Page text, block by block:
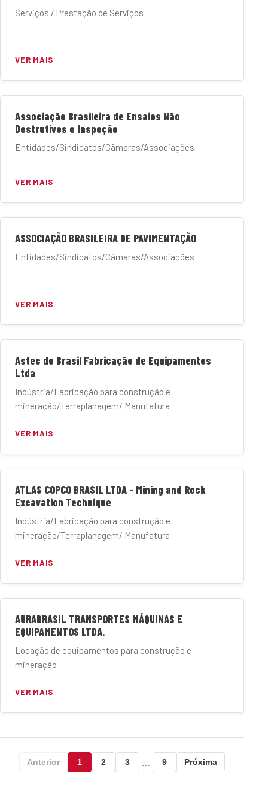
Serviços / Prestação de Serviços
VER MAIS
Associação Brasileira de Ensaios Não
Destrutivos e Inspeção
Entidades/Sindicatos/Câmaras/Associações
VER MAIS
ASSOCIAÇÃO BRASILEIRA DE PAVIMENTAÇÃO
Entidades/Sindicatos/Câmaras/Associações
VER MAIS
Astec do Brasil Fabricação de Equipamentos
Ltda
Indústria/Fabricação para construção e
mineração/Terraplanagem/ Manufatura
VER MAIS
ATLAS COPCO BRASIL LTDA - Mining and Rock
Excavation Technique
Indústria/Fabricação para construção e
mineração/Terraplanagem/ Manufatura
VER MAIS
AURABRASIL TRANSPORTES MÁQUINAS E
EQUIPAMENTOS LTDA.
Locação de equipamentos para construção e
mineração
VER MAIS
Anterior 1 2 3 9 Próxima